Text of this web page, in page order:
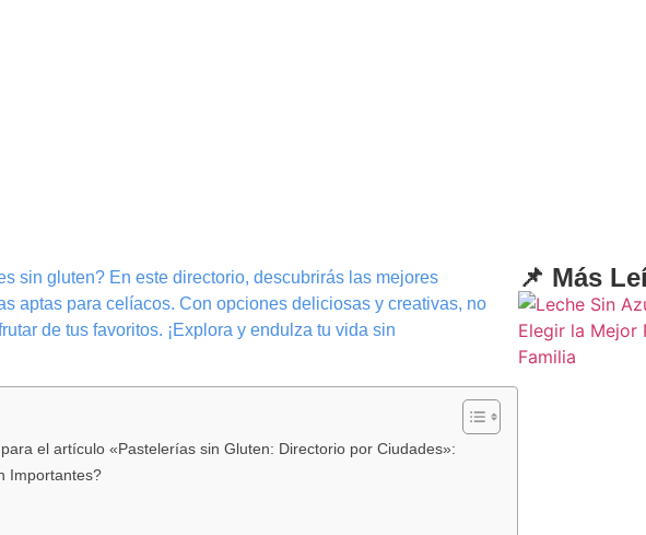
sin gluten? En este directorio, descubrirás las mejores
aptas para celíacos. Con opciones deliciosas y creativas, no
de tus favoritos. ¡Explora y endulza tu vida sin
el artículo «Pastelerías sin Gluten: Directorio por Ciudades»:
Importantes?
📌 Más